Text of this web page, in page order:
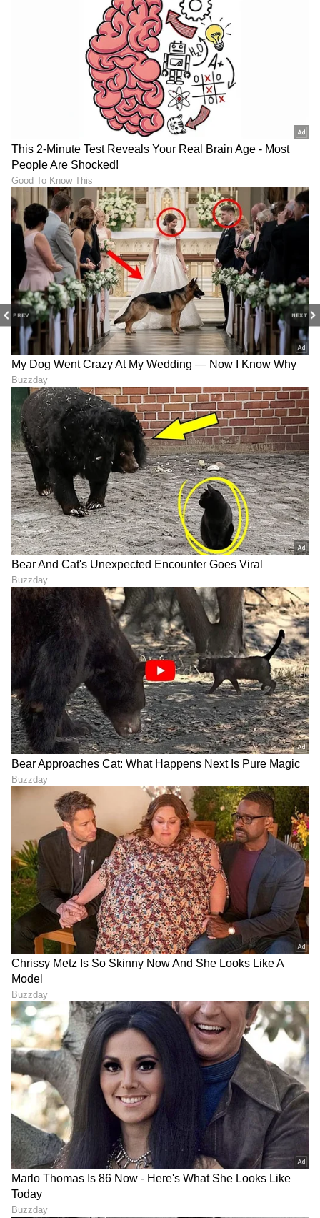
PREV NEXT
ವಾಹನವನ್ನು ಖರೀದಿಸಿದರೆ ಅವರಿಗೆ ಲಾಭವಾಗುವ
Image Credit :Instagram
ಈ ಬಣ್ಣದ ಕಾರು ಅದೃಷ್ಟ
ಮಕರ
ಈ ರಾಶಿಚಕ್ರ ಚಿಹ್ನೆಯ ಆಳುವ ಗ್ರಹ ಶನಿದೇವ. ಈ ಜನರು
ಕಪ್ಪು, ನೀಲಿ ಅಥವಾ ಬೂದು ಬಣ್ಣಗಳಲ್ಲಿ ವಾಹನಗಳನ್ನು
ಖರೀದಿಸಬಹುದು. ಇದು ಶನಿದೇವನ ಆಶೀರ್ವಾದ ಅವರ
ಮೇಲೆ ಇರುತ್ತದೆ.
ಕುಂಭ ರಾಶಿ
ಈ ರಾಶಿಚಕ್ರ ಚಿಹ್ನೆಯ ಆಡಳಿತ ಗ್ರಹ ಶನಿ. ನೀಲಿ, ವಿದ್ಯುತ್
ನೀಲಿ ಮತ್ತು ಬೆಳ್ಳಿ ಬಣ್ಣಗಳು ಈ ಜನರಿಗೆ ಶುಭ ಬಣ್ಣಗಳೆಂದು
ಪರಿಗಣಿಸಲಾಗುತ್ತದೆ. ಅವರು ಈ ಬಣ್ಣಗಳಲ್ಲಿ ವಾಹನಗಳನ್ನು
ಖರೀದಿಸಬಹುದು.
ಮೀನ ರಾಶಿ
ಈ ರಾಶಿಚಕ್ರ ಚಿಹ್ನೆಯು ಗುರು ಗ್ರಹದ ಅಧಿಪತಿಯಾಗಿದೆ. ಈ
ಜನರು ಸಮುದ್ರ ಹಸಿರು, ಬಿಳಿ ಅಥವಾ ತಿಳಿ ಹಳದಿ ಬಣ್ಣದ
ವಾಹನವನ್ನು ಖರೀದಿಸಿದರೆ ಅವರ ಅದೃಷ್ಟ ಹೆಚ್ಚಾಗಬಹುದು.
LATEST VIDEOS
ABOUT THE AUTHOR
Sushma Hegde
ಸುವರ್ಣ ನ್ಯೂಸ್ ಸುದ್ದಿ ಮಾಧ್ಯಮದ ಡಿಜಿಟಲ್ ವಿಭಾಗದಲ್ಲಿ ಕಳೆದ
ಮೂರು ವರ್ಷಗಳಿಂದ ಕೆಲಸ ಮಾಡುತ್ತಿದ್ದೇನೆ. ದೃಶ್ಯ ಮಾಧ್ಯಮ,
ಡಿಜಿಟಲ್‌ ಮಾಧ್ಯಮದಲ್ಲಿ 5 ವರ್ಷ ಕೆಲಸ ಮಾಡಿದ ಅನುಭವವಿದೆ.
SDM ಉಜಿರೆಯಲ್ಲಿ ಪತ್ರಿಕೋದ್ಯಮದ ಸ್ನಾತಕೋತ್ತರ ಪದವಿ.
ಸುದ್ದಿಲೋಕದಲ್ಲಿ ರಾಜಕೀಯ, ದೇಶ, ಜ್ಯೋತಿಷ್ಯ, ಜೀವನಶೈಲಿ,
ವಾಣಿಜ್ಯ, ಕ್ರೈಂ ಸುದ್ದಿಗಳಲ್ಲಿ ಆಸಕ್ತಿ.
ಕಾರುಗಳು ಆಟೋಮೊಬೈಲ್ ಅದೃಷ್ಟ